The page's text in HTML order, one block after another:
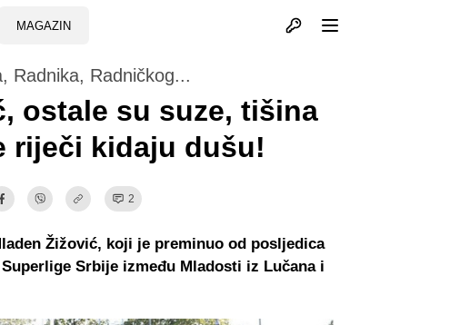
MAGAZIN Otvori profil
Radnika, Radničkog...
ostale su suze, tišina
riječi kidaju dušu!
2
Žižović, koji je preminuo od posljedica
Srbije između Mladosti iz Lučana i